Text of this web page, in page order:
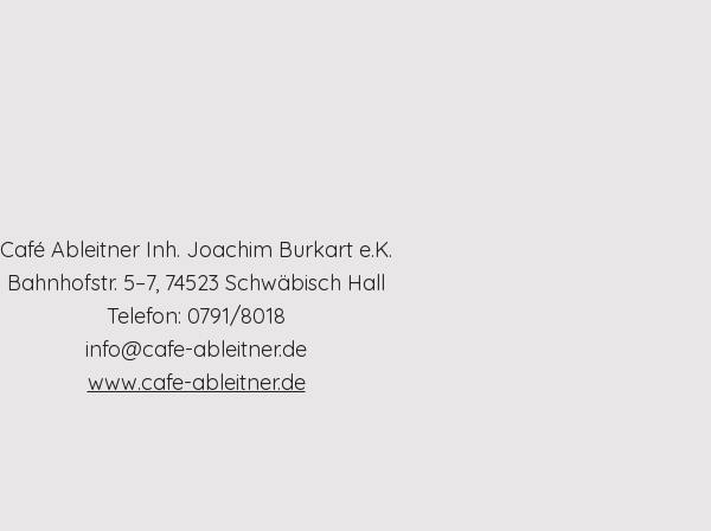
Café Ableitner Inh. Joachim Burkart e.K.
Bahnhofstr. 5–7, 74523 Schwäbisch Hall
Telefon: 0791/8018
info@cafe-ableitner.de
www.cafe-ableitner.de